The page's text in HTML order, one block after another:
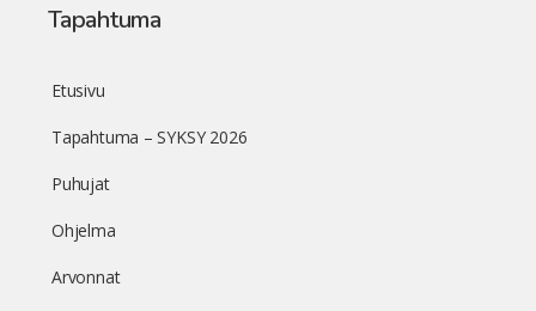
Tapahtuma
Etusivu
Tapahtuma – SYKSY 2026
Puhujat
Ohjelma
Arvonnat